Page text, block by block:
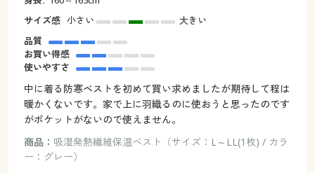
サイズ感 小さい
大きい
品質
お買い得感
使いやすさ
中に着る防寒ベストを初めて買い求めましたが期待して程は
暖かくないです。家で上に羽織るのに使おうと思ったのです
がポケットがないので使えません。
商品： 吸湿発熱繊維保温ベスト（サイズ：L～LL(1枚) / カラ
ー：グレー）